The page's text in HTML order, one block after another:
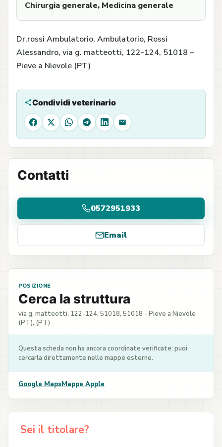
Chirurgia generale, Medicina generale
Dr.rossi Ambulatorio, Ambulatorio, Rossi
Alessandro, via g. matteotti, 122-124, 51018 –
Pieve a Nievole (PT)
Condividi veterinario
Facebook
X WhatsAppTelegram
LinkedIn
Email
Contatti
0572951933
Email
POSIZIONE
Cerca la struttura
via g. matteotti, 122-124, 51018, 51018 - Pieve a Nievole
(PT), (PT)
Questa scheda non ha ancora coordinate verificate: puoi
cercarla direttamente nelle mappe esterne.
Google MapsMappe Apple
Sei il titolare?